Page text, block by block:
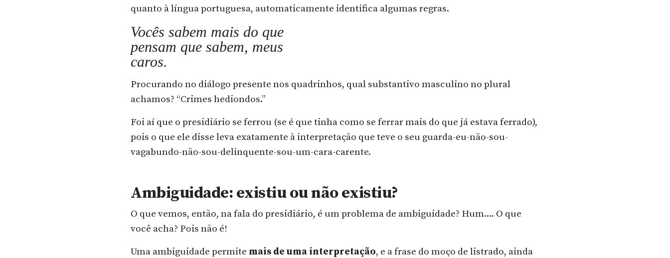
quanto à língua portuguesa, automaticamente identifica algumas regras.
Vocês sabem mais do que
pensam que sabem, meus
caros.
Procurando no diálogo presente nos quadrinhos, qual substantivo masculino no plural
achamos? “Crimes hediondos.”
Foi aí que o presidiário se ferrou (se é que tinha como se ferrar mais do que já estava ferrado),
pois o que ele disse leva exatamente à interpretação que teve o seu guarda-eu-não-sou-
vagabundo-não-sou-delinquente-sou-um-cara-carente.
Ambiguidade: existiu ou não existiu?
O que vemos, então, na fala do presidiário, é um problema de ambiguidade? Hum.... O que
você acha? Pois não é!
Uma ambiguidade permite mais de uma interpretação, e a frase do moço de listrado, ainda